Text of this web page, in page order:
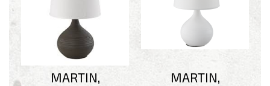
MARTIN,
MARTIN,